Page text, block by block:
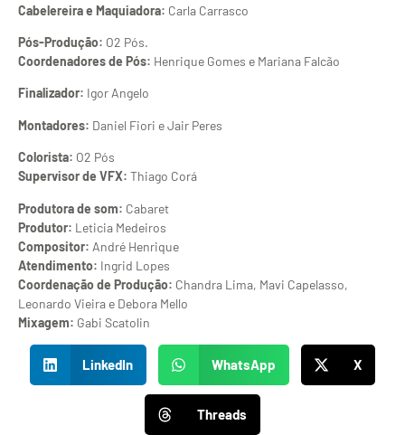
Cabelereira e Maquiadora: Carla Carrasco
Pós-Produção: O2 Pós.
Coordenadores de Pós: Henrique Gomes e Mariana Falcão
Finalizador: Igor Angelo
Montadores: Daniel Fiori e Jair Peres
Colorista: O2 Pós
Supervisor de VFX: Thiago Corá
Produtora de som: Cabaret
Produtor: Leticia Medeiros
Compositor: André Henrique
Atendimento: Ingrid Lopes
Coordenação de Produção: Chandra Lima, Mavi Capelasso,
Leonardo Vieira e Debora Mello
Mixagem: Gabi Scatolin
LinkedIn WhatsApp X
Threads